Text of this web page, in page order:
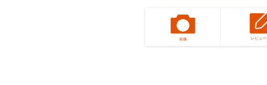
画像 レビュー